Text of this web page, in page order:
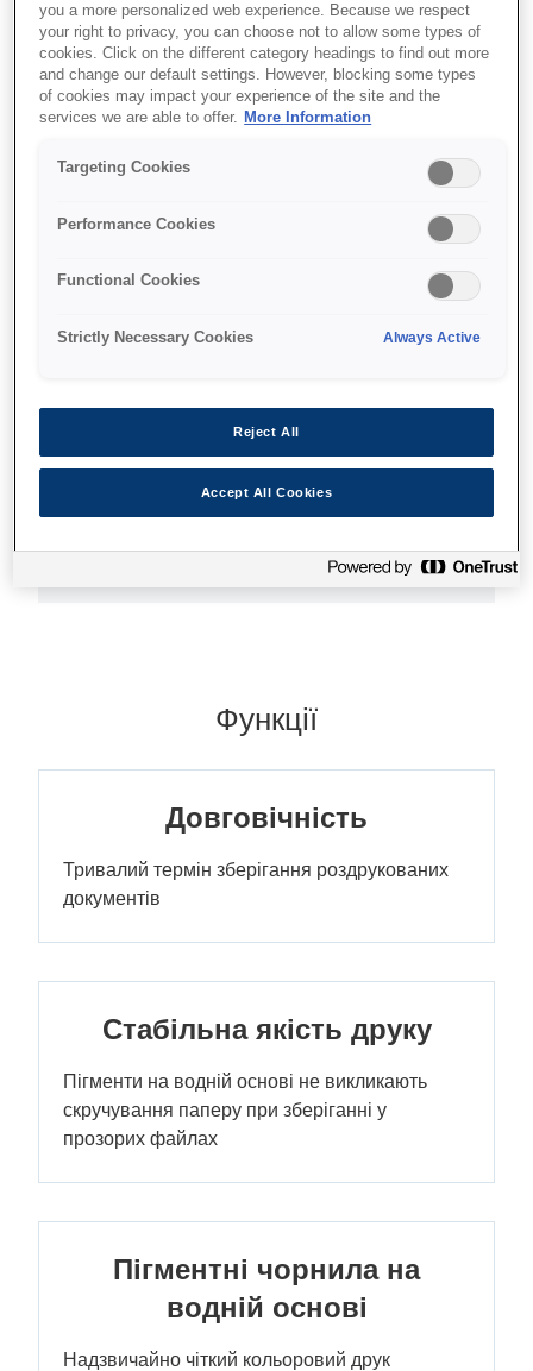
Ці чорнила мають високий вихід,
потребують мінімального втручання
у роботу принтера та дозволяють
зекономити гроші. Чорнила мають
покращений склад і призначені для
Ідеально підходять для офісного
Функції
Довговічність
Тривалий термін зберігання роздрукованих
документів
Стабільна якість друку
Пігменти на водній основі не викликають
скручування паперу при зберіганні у
прозорих файлах
Пігментні чорнила на
водній основі
Надзвичайно чіткий кольоровий друк
you a more personalized web experience. Because we respect
your right to privacy, you can choose not to allow some types of
cookies. Click on the different category headings to find out more
and change our default settings. However, blocking some types
of cookies may impact your experience of the site and the
services we are able to offer.
More Information
Targeting Cookies
Performance Cookies
Functional Cookies
Strictly Necessary Cookies Always Active
Reject All
Accept All Cookies